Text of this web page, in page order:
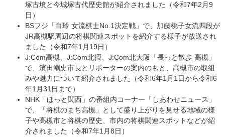
塚古墳と今城塚古代歴史館が紹介されました（令和7年2月9
日）
BSフジ「白玲 女流棋士No.1決定戦」で、加藤桃子女流四段が
JR高槻駅周辺の将棋関連スポットを紹介する様子が放送され
ました（令和7年1月19日）
J:Com高槻、J:Com北摂、J:Com北大阪「長っと散歩 高槻」
で、濱田剛史市長とリポーターの案内のもと、高槻市の取組
みや魅力について紹介されました（令和6年1月1日から令和6
年1月31日まで）
NHK「ほっと関西」の番組内コーナー「しあわせニュース」
で、「将棋のまち高槻」として盛り上がりを見せる地域の様
子や高槻市と将棋の歴史、市内の将棋関連スポットなどが紹
介されました（令和7年1月8日）